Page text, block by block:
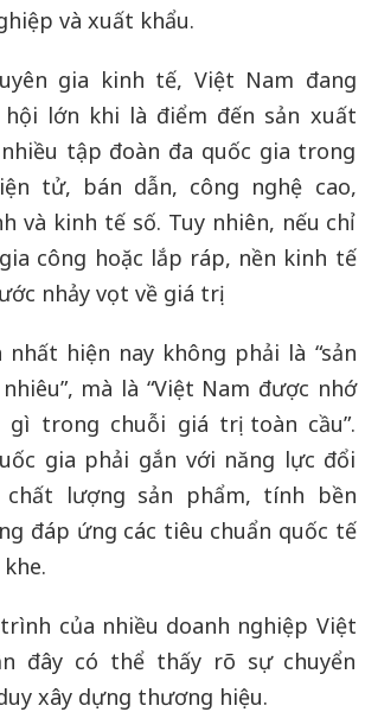
và xuất khẩu.
gia kinh tế, Việt Nam đang
lớn khi là điểm đến sản xuất
tập đoàn đa quốc gia trong
tử, bán dẫn, công nghệ cao,
và kinh tế số. Tuy nhiên, nếu chỉ
công hoặc lắp ráp, nền kinh tế
nhảy vọt về giá trị.
hiện nay không phải là “sản
mà là “Việt Nam được nhớ
gì trong chuỗi giá trị toàn cầu”.
gia phải gắn với năng lực đổi
chất lượng sản phẩm, tính bền
đáp ứng các tiêu chuẩn quốc tế
của nhiều doanh nghiệp Việt
đây có thể thấy rõ sự chuyển
xây dựng thương hiệu.